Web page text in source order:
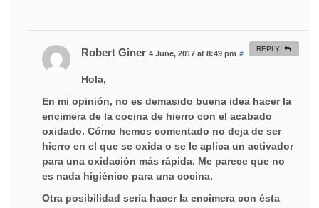
Robert Giner 4 June, 2017 at 8:49 pm #
Hola,
En mi opinión, no es demasido buena idea hacer la
encimera de la cocina de hierro con el acabado
oxidado. Cómo hemos comentado no deja de ser
hierro en el que se oxida o se le aplica un activador
para una oxidación más rápida. Me parece que no
es nada higiénico para una cocina.
Otra posibilidad sería hacer la encimera con ésta
REPLY